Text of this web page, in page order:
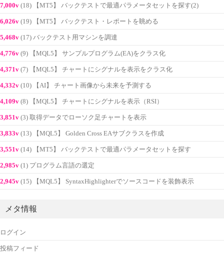
7,000v (18) 【MT5】 バックテストで最適パラメータセットを探す(2)
6,026v (19) 【MT5】 バックテスト・レポートを眺める
5,468v (17) バックテスト用マシンを調達
4,776v (9) 【MQL5】 サンプルプログラム(EA)をクラス化
4,371v (7) 【MQL5】 チャートにシグナルを表示をクラス化
4,332v (10) 【AI】 チャート画像から未来を予測する
4,109v (8) 【MQL5】 チャートにシグナルを表示（RSI）
3,851v (3) 取得データでローソク足チャートを表示
3,833v (13) 【MQL5】 Golden Cross EAサブクラスを作成
3,551v (14) 【MT5】 バックテストで最適パラメータセットを探す
2,985v (1) プログラム言語の選定
2,945v (15) 【MQL5】 SyntaxHighlighterでソースコードを装飾表示
メタ情報
ログイン
投稿フィード